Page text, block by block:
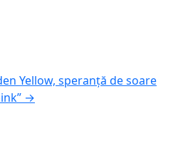
Yellow, speranță de soare
→